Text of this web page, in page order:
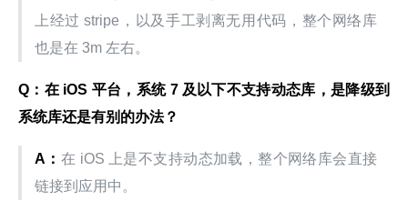
上经过 stripe，以及手工剥离无用代码，整个网络库
也是在 3m 左右。
Q：在 iOS 平台，系统 7 及以下不支持动态库，是降级到
系统库还是有别的办法？
A： 在 iOS 上是不支持动态加载，整个网络库会直接
链接到应用中。